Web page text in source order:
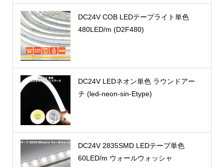
DC24V COB LEDテープライト単色
480LED/m (D2F480)
DC24V LEDネオン単色 ラウンドアー
チ (led-neon-sin-Etype)
DC24V 2835SMD LEDテープ単色
60LED/m ウォールウォッシャ